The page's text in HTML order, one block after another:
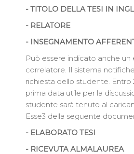
- TITOLO DELLA TESI IN
- RELATORE
- INSEGNAMENTO
Può essere indicato anche un
correlatore. Il sistema
richiesta dello studente. Entro
prima data utile per la
studente sarà tenuto al
Esse3 della seguente
- ELABORATO TESI
- RICEVUTA ALMALAUREA